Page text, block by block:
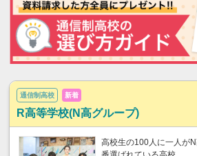
通信制高校 新着
R高等学校(N高グループ)
高校生の100人に一人が